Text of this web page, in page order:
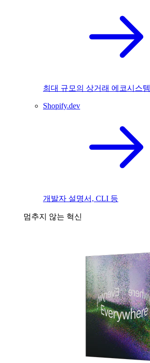
최대 규모의 상거래 에코시스템
Shopify.dev
개발자 설명서, CLI 등
멈추지 않는 혁신